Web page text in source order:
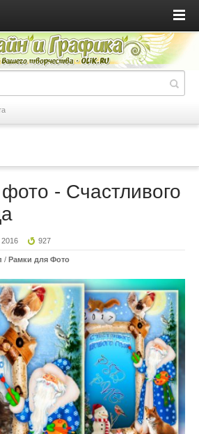
- Счастливого
2016 927
/ Рамки для Фото